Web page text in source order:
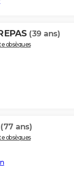
(39 ans)
obsèques
(77 ans)
obsèques